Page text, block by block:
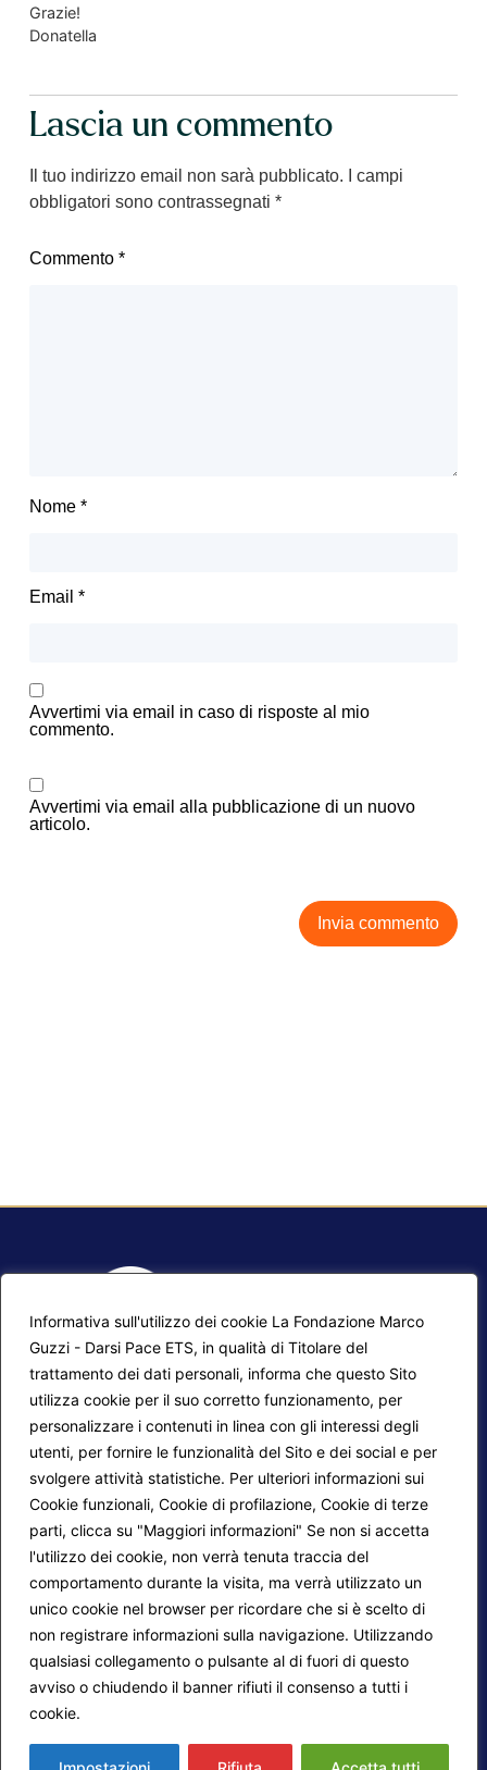
Informativa sull'utilizzo dei cookie La Fondazione Marco
Guzzi - Darsi Pace ETS, in qualità di Titolare del
trattamento dei dati personali, informa che questo Sito
utilizza cookie per il suo corretto funzionamento, per
personalizzare i contenuti in linea con gli interessi degli
utenti, per fornire le funzionalità del Sito e dei social e per
svolgere attività statistiche. Per ulteriori informazioni sui
Cookie funzionali, Cookie di profilazione, Cookie di terze
parti, clicca su "Maggiori informazioni" Se non si accetta
l'utilizzo dei cookie, non verrà tenuta traccia del
comportamento durante la visita, ma verrà utilizzato un
unico cookie nel browser per ricordare che si è scelto di
non registrare informazioni sulla navigazione. Utilizzando
qualsiasi collegamento o pulsante al di fuori di questo
avviso o chiudendo il banner rifiuti il consenso a tutti i
cookie.
Grazie!
Donatella
Lascia un commento
Il tuo indirizzo email non sarà pubblicato.
I campi
obbligatori sono contrassegnati *
Commento *
Nome *
Email *
Avvertimi via email in caso di risposte al mio
commento.
Avvertimi via email alla pubblicazione di un nuovo
articolo.
Mappa del sito
Progetti Darsi Pace
Login redattori
Calendario corsi
Privacy Policy
Cookie Policy
Seguici su:
© 2026
. Tutti i diritti sono riservati.